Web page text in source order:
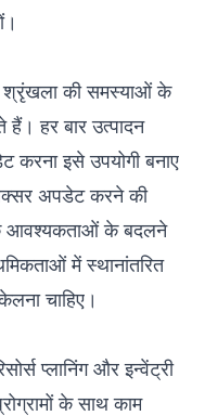
श्रृंखला की समस्याओं के
हैं। हर बार उत्पादन
करना इसे उपयोगी बनाए
अपडेट करने की
आवश्यकताओं के बदलने
में स्थानांतरित
चाहिए।
प्लानिंग और इन्वेंट्री
के साथ काम